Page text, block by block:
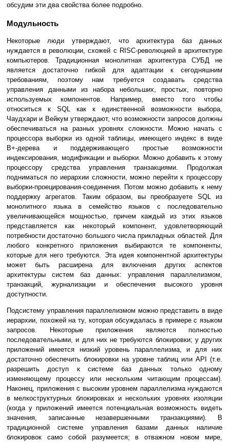
обсудим эти два свойства более подробно.
Модульность
Некоторые люди утверждают, что архитектура баз данных
нуждается в революции, схожей с RISC-революцией в архитектуре
компьютеров. Традиционная монолитная архитектура СУБД не
является достаточно гибкой для адаптации к сегодняшним
требованиям, поэтому нам требуется создавать средства
управления данными из набора небольших, простых, повторно
используемых компонентов. Например, вместо того чтобы
относиться к SQL как к единственной возможности выбора,
Чаудхари и Вейкум утверждают, что возможности запросов должны
обеспечиваться на разных уровнях сложности. Можно начать с
процессора выборки из одной таблицы, имеющего индекс в виде
B+-дерева и поддерживающего простые возможности
индексирования, модификации и выборки. Можно добавить к этому
процессору средства управления транзакциями. Продолжая
подниматься по иерархии сложности, можно перейти к процессору
выборки-проецирования-соединения. Потом можно добавить к нему
поддержку агрегатов. Таким образом, вы преобразуете SQL из
монолитного языка в семейство языков с последовательно
увеличивающейся мощностью, причем каждый из этих языков
представляется как некоторый компонент, удовлетворяющий
потребности достаточно большого числа прикладных областей. Для
любого конкретного приложения выбираются те компоненты,
которые для него требуются. Эта идея компонентной архитектуры
может быть расширена для включения других аспектов
архитектуры систем баз данных: управления параллелизмом,
транзакций, журнализации и обеспечения высокого уровня
доступности.
Подсистему управления параллелизмом можно представить в виде
иерархии, похожей на ту, которая обсуждалась в примере с языком
запросов. Некоторые приложения являются полностью
последовательными, и для них не требуются блокировки; у других
приложений имеется низкий уровень параллелизма, и для них
достаточно обеспечить блокировки на уровне таблиц или API (т.е.
разрешить доступ к системе баз данных только одному
изменяющему процессу или нескольким читающим процессам).
Наконец, приложения с высоким уровнем параллелизма нуждаются
в мелкоструктурных блокировках и нескольких уровнях изоляции
(когда у приложений имеется потенциальная возможность видеть
значения, записанные незавершенными транзакциями). В
традиционной системе управления базами данных наличие
блокировок само собой разумеется; в отважном новом мире,